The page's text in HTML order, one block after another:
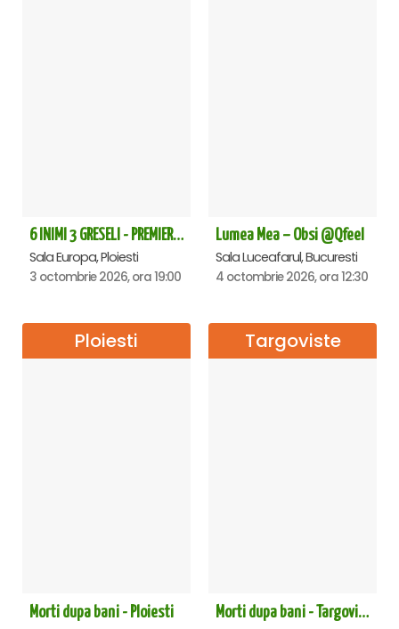
6 INIMI 3 GRESELI - PREMIERA - Ploiesti
Sala Europa, Ploiesti
3 octombrie 2026, ora 19:00
Lumea Mea – Obsi @Qfeel
Sala Luceafarul, Bucuresti
4 octombrie 2026, ora 12:30
Ploiesti
Morti dupa bani - Ploiesti
Targoviste
Morti dupa bani - Targoviste